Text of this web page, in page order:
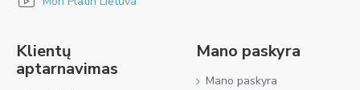
Klientų
aptarnavimas
Mano paskyra
Mano paskyra